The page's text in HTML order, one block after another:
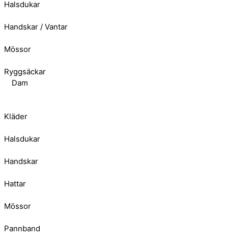
Halsdukar
Handskar / Vantar
Mössor
Ryggsäckar
Dam
Kläder
Halsdukar
Handskar
Hattar
Mössor
Pannband